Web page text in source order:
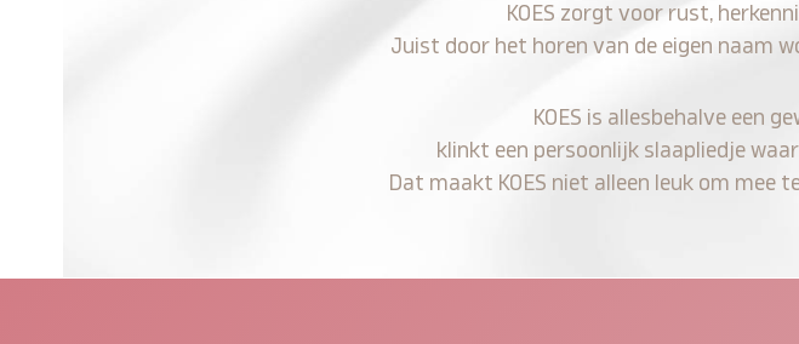
KOES zorgt voor rust,
Juist door het horen van de eigen naam
KOES is allesbehalve een
klinkt een persoonlijk slaapliedje
Dat maakt KOES niet alleen leuk om mee